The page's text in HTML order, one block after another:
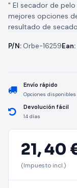
" El secador de
mejores opciones
resultado de
P/N: Orbe-16259Ean:
Envío rápido
Opciones disponibles
Devolución fácil
14 días
21,40
(Impuesto incl.)